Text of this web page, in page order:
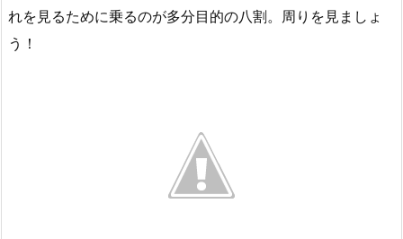
れを見るために乗るのが多分目的の八割。周りを見ましょ
う！